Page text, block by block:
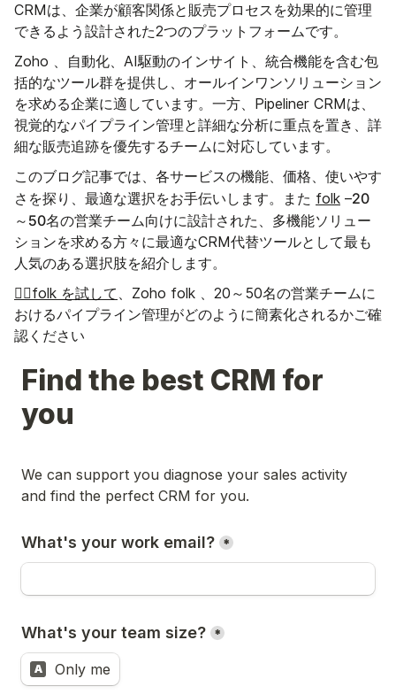
CRMは、企業が顧客関係と販売プロセスを効果的に管理
できるよう設計された2つのプラットフォームです。
Zoho 、自動化、AI駆動のインサイト、統合機能を含む包
括的なツール群を提供し、オールインワンソリューション
を求める企業に適しています。一方、Pipeliner CRMは、
視覚的なパイプライン管理と詳細な分析に重点を置き、詳
細な販売追跡を優先するチームに対応しています。
このブログ記事では、各サービスの機能、価格、使いやす
さを探り、最適な選択をお手伝いします。また folk –20
～50名の営業チーム向けに設計された、多機能ソリュー
ションを求める方々に最適なCRM代替ツールとして最も
人気のある選択肢を紹介します。
👉🏼folk を試して
、Zoho folk 、20～50名の営業チームに
おけるパイプライン管理がどのように簡素化されるかご確
認ください